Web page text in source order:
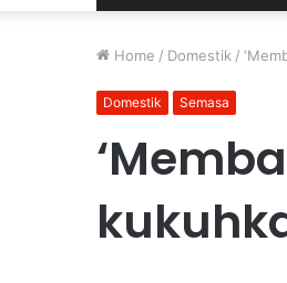
Home / Domestik /
Domestik Semasa